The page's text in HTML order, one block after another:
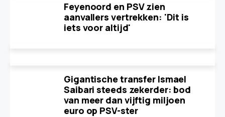
Feyenoord en PSV zien
aanvallers vertrekken: 'Dit is
iets voor altijd'
Gigantische transfer Ismael
Saibari steeds zekerder: bod
van meer dan vijftig miljoen
euro op PSV-ster